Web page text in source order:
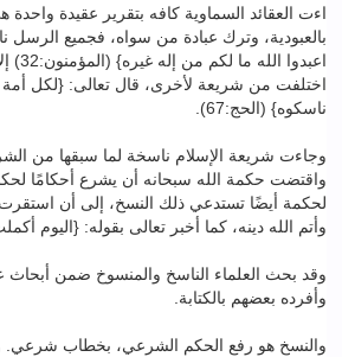
اءت العقائد السماوية كافه بتقرير عقيدة واحدة
بالعبودية، وترك عبادة من سواه، فجميع الرسل
اعبدوا
اختلفت من شريعة لأخرى، قال تعالى: {لكل أمة
ناسكوه} (الحج:67).
وجاءت شريعة الإسلام ناسخة لما سبقها من
واقتضت حكمة الله سبحانه أن يشرع أحكامًا
لحكمة أيضًا تستدعي ذلك النسخ، إلى أن استقرت
وأتم الله دينه، كما أخبر تعالى بقوله: {اليوم
وقد بحث العلماء الناسخ والمنسوخ ضمن أبحاث
وأفرده بعضهم بالكتابة.
والنسخ هو رفع الحكم الشرعي، بخطاب شرعي.